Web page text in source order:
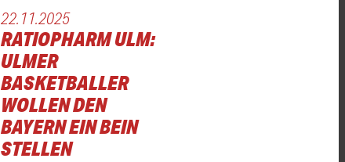
22.11.2025
RATIOPHARM ULM:
ULMER
BASKETBALLER
WOLLEN DEN
BAYERN EIN BEIN
STELLEN